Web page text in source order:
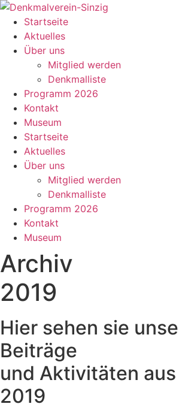
Zum
Inhalt
springen
Startseite
Aktuelles
Über uns
Mitglied werden
Denkmalliste
Programm 2026
Kontakt
Museum
Startseite
Aktuelles
Über uns
Mitglied werden
Denkmalliste
Programm 2026
Kontakt
Museum
Archiv
2019
Hier sehen sie
Beiträge
und Aktivitäten
2019